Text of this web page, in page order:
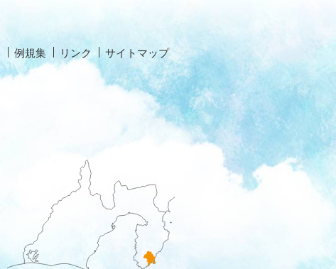
例規集 リンク サイトマップ